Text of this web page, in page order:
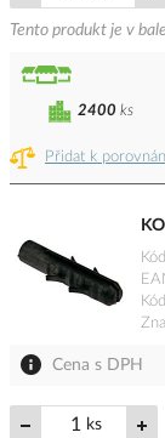
Tento produkt je v
Přidat k
2400 ks
Cena s DPH
ks